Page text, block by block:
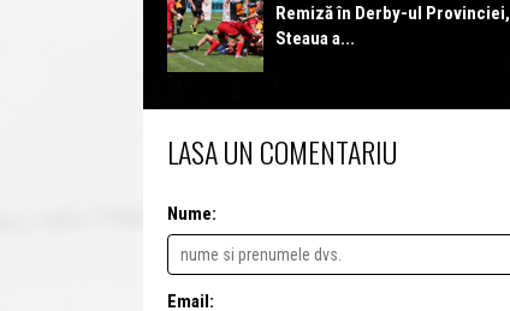
Remiză în Derby-ul Provinciei,
Steaua a...
LASA UN COMENTARIU
Nume:
Email: